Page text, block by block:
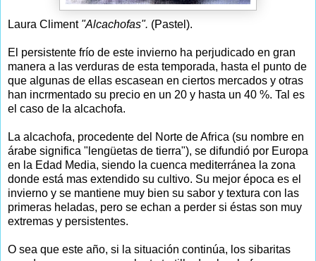
Laura Climent "Alcachofas". (Pastel).
El persistente frío de este invierno ha perjudicado en gran
manera a las verduras de esta temporada, hasta el punto de
que algunas de ellas escasean en ciertos mercados y otras
han incrmentado su precio en un 20 y hasta un 40 %. Tal es
el caso de la alcachofa.
La alcachofa, procedente del Norte de Africa (su nombre en
árabe significa "lengüetas de tierra"), se difundió por Europa
en la Edad Media, siendo la cuenca mediterránea la zona
donde está mas extendido su cultivo. Su mejor época es el
invierno y se mantiene muy bien su sabor y textura con las
primeras heladas, pero se echan a perder si éstas son muy
extremas y persistentes.
O sea que este año, si la situación continúa, los sibaritas